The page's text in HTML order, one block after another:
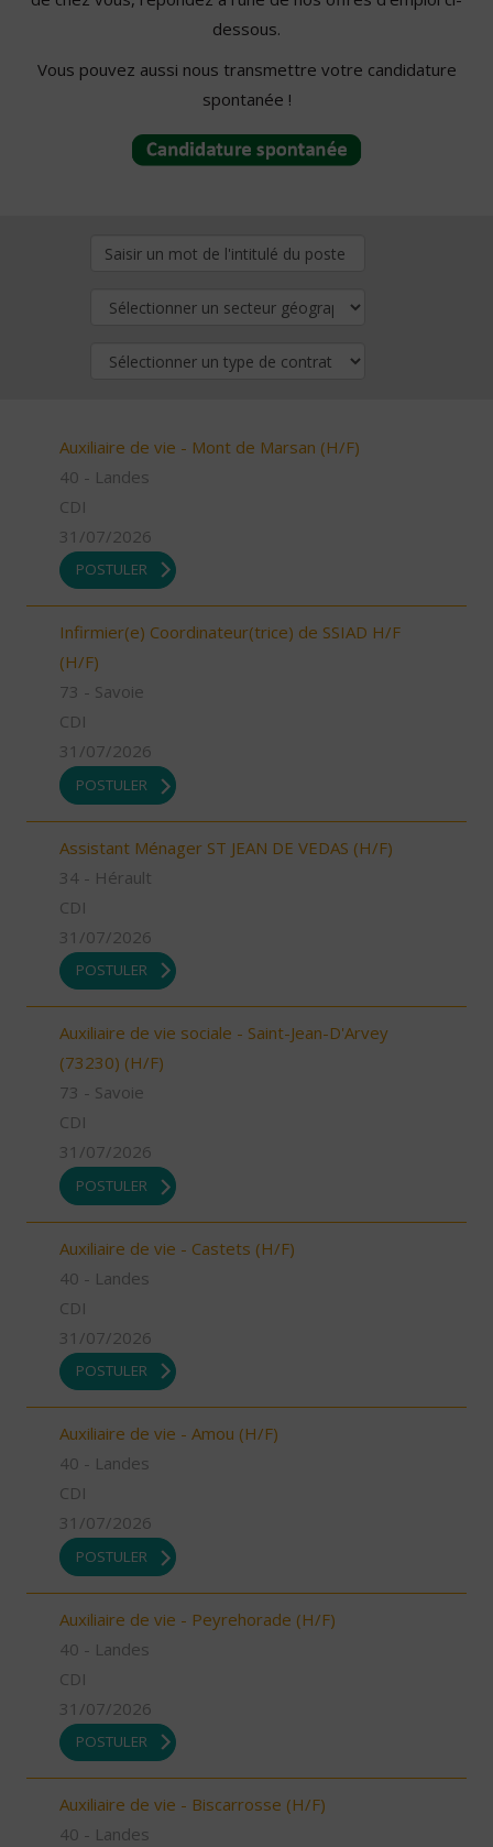
dessous.
Vous pouvez aussi nous transmettre votre candidature
spontanée !
Auxiliaire de vie - Mont de Marsan (H/F)
40 - Landes
CDI
31/07/2026
POSTULER
Infirmier(e) Coordinateur(trice) de SSIAD H/F
(H/F)
73 - Savoie
CDI
31/07/2026
POSTULER
Assistant Ménager ST JEAN DE VEDAS (H/F)
34 - Hérault
CDI
31/07/2026
POSTULER
Auxiliaire de vie sociale - Saint-Jean-D'Arvey
(73230) (H/F)
73 - Savoie
CDI
31/07/2026
POSTULER
Auxiliaire de vie - Castets (H/F)
40 - Landes
CDI
31/07/2026
POSTULER
Auxiliaire de vie - Amou (H/F)
40 - Landes
CDI
31/07/2026
POSTULER
Auxiliaire de vie - Peyrehorade (H/F)
40 - Landes
CDI
31/07/2026
POSTULER
Auxiliaire de vie - Biscarrosse (H/F)
40 - Landes